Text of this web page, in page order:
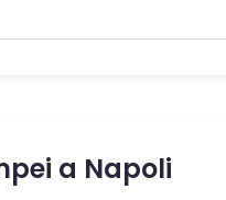
a Napoli